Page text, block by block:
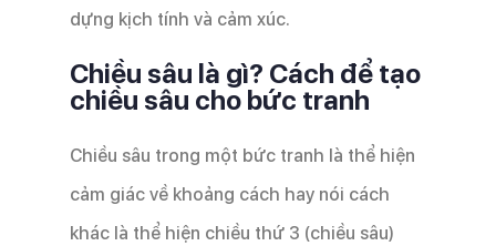
dựng kịch tính và cảm xúc.
Chiều sâu là gì? Cách để tạo
chiều sâu cho bức tranh
Chiều sâu trong một bức tranh là thể hiện
cảm giác về khoảng cách hay nói cách
khác là thể hiện chiều thứ 3 (chiều sâu)